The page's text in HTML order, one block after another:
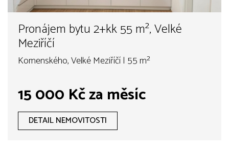
Pronájem bytu 2+kk 55 m², Velké
Meziříčí
Komenského, Velké Meziříčí | 55 m²
15 000 Kč za měsíc
DETAIL NEMOVITOSTI